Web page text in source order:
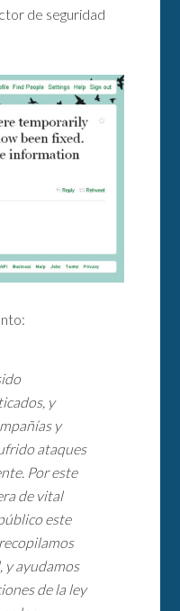
de seguridad
y
y
ataques
Por este
de vital
este
y ayudamos
de la ley